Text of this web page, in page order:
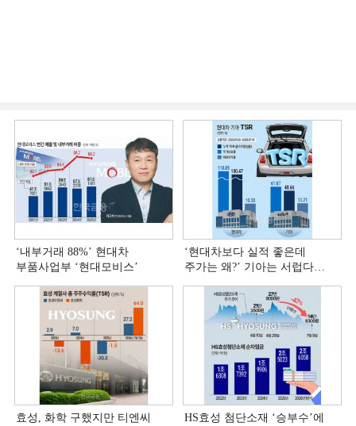
‘내부거래 88%ʼ 현대차
부품사업부 ‘현대모비스ʼ
‘현대차보다 실적 좋은데
주가는 왜?ʼ 기아는 서럽다
효성, 화학 구했지만 티엔씨
HS효성 첨단소재 ‘승부수’에